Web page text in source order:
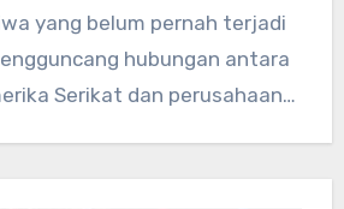
yang belum pernah terjadi
hubungan antara
Serikat dan perusahaan…